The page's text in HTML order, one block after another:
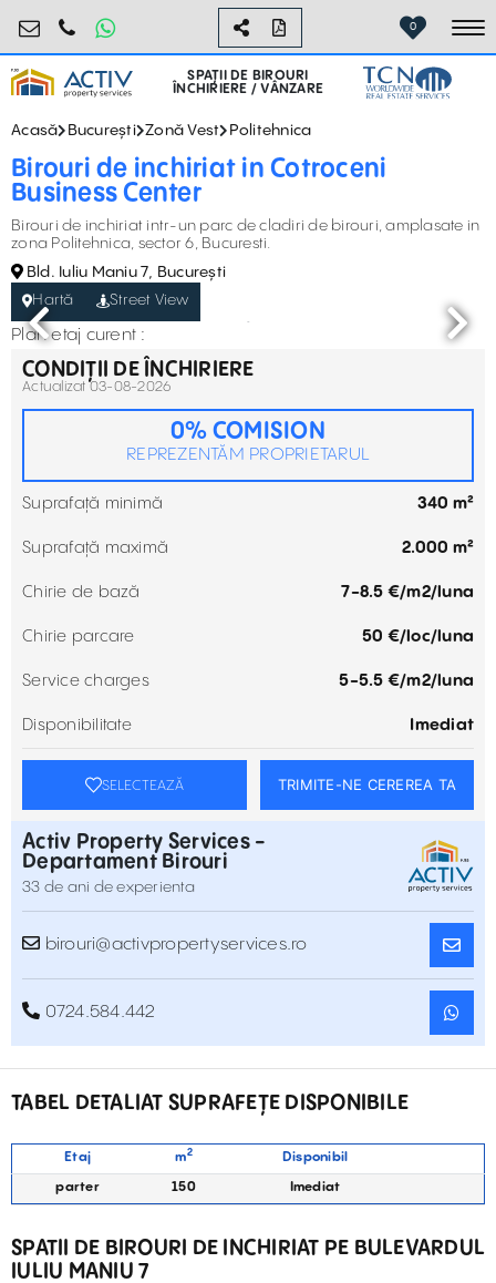
birouri@activpropertyservices.ro
0724.584.442 0
SPAȚII DE BIROURI
ÎNCHIRIERE / VÂNZARE
Acasă București Zonă Vest Politehnica
Birouri de inchiriat in Cotroceni
Business Center
Birouri de inchiriat intr-un parc de cladiri de birouri, amplasate in
zona Politehnica, sector 6, Bucuresti.
Bld. Iuliu Maniu 7, București
Hartă
Street View
Plan etaj curent :
CONDIȚII DE ÎNCHIRIERE
Actualizat 03-08-2026
0% COMISION
REPREZENTĂM PROPRIETARUL
Suprafață minimă 340 m²
Suprafață maximă 2.000 m²
Chirie de bază 7-8.5 €/m2/luna
Chirie parcare 50 €/loc/luna
Service charges 5-5.5 €/m2/luna
Disponibilitate Imediat
SELECTEAZĂ TRIMITE-NE CEREREA TA
Activ Property Services -
Departament Birouri
33 de ani de experienta
birouri@activpropertyservices.ro
0724.584.442
TABEL DETALIAT SUPRAFEȚE DISPONIBILE
Etaj m2 Disponibil
parter 150 Imediat
SPATII DE BIROURI DE INCHIRIAT PE BULEVARDUL
IULIU MANIU 7